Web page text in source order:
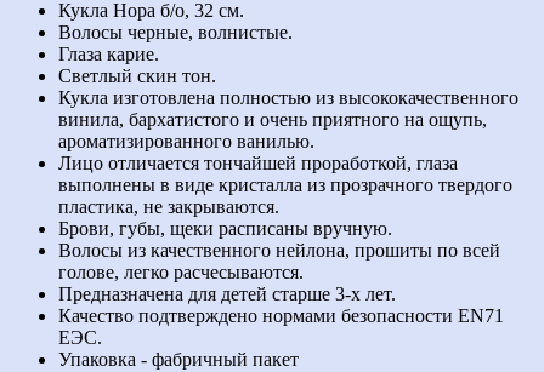
Нора
Кукла Нора б/о, 32 см.
Волосы черные, волнистые.
Глаза карие.
Светлый скин тон.
Кукла изготовлена полностью из высококачественного
винила, бархатистого и очень приятного на ощупь,
ароматизированного ванилью.
Лицо отличается тончайшей проработкой, глаза
выполнены в виде кристалла из прозрачного твердого
пластика, не закрываются.
Брови, губы, щеки расписаны вручную.
Волосы из качественного нейлона, прошиты по всей
голове, легко расчесываются.
Предназначена для детей старше 3-х лет.
Качество подтверждено нормами безопасности EN71
ЕЭС.
Упаковка - фабричный пакет